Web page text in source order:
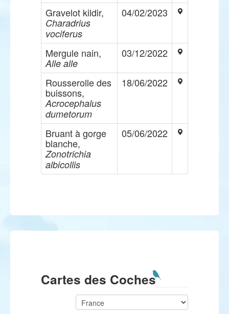
Gravelot kildir,
Charadrius
vociferus
04/02/2023
Mergule nain,
Alle alle
03/12/2022
Rousserolle des
buissons,
Acrocephalus
dumetorum
18/06/2022
Bruant à gorge
blanche,
Zonotrichia
albicollis
05/06/2022
Cartes des Coches